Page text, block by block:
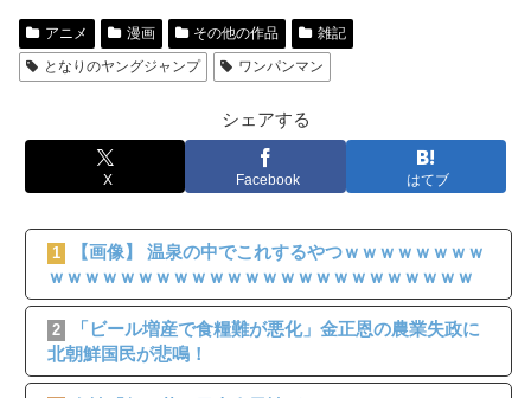
アニメ 漫画 その他の作品
雑記
となりのヤングジャンプ
ワンパンマン
シェアする
X Facebook はてブ
1
【画像】 温泉の中でこれするやつｗｗｗｗｗｗｗｗ
ｗｗｗｗｗｗｗｗｗｗｗｗｗｗｗｗｗｗｗｗｗｗｗｗ
2
「ビール増産で食糧難が悪化」金正恩の農業失政に
北朝鮮国民が悲鳴！